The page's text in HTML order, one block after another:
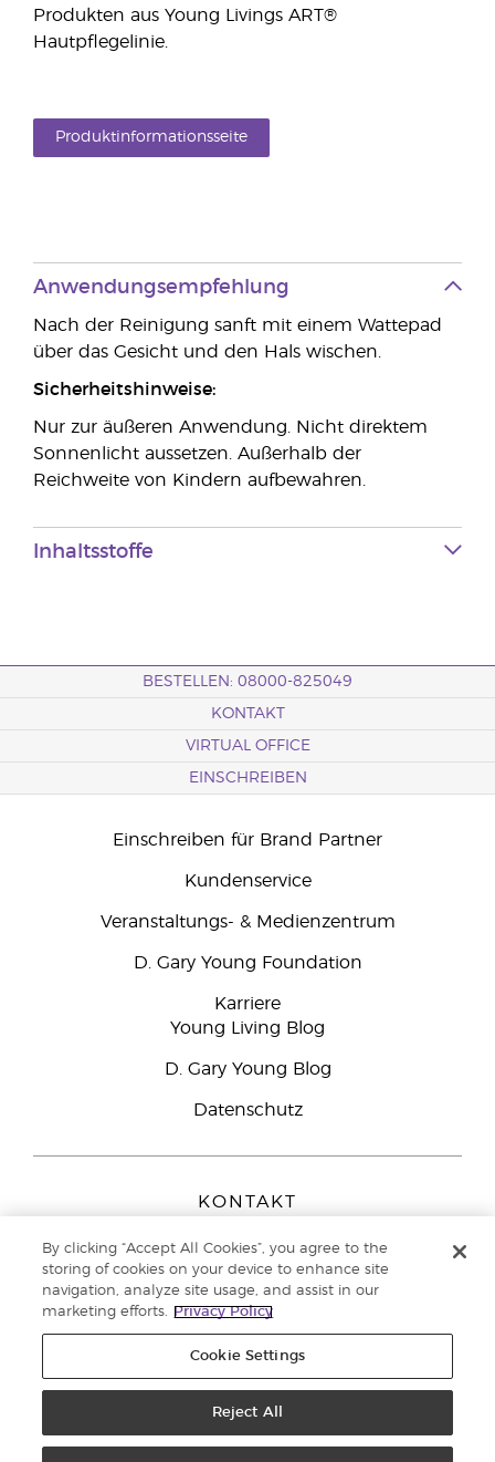
Produkten aus Young Livings ART®
Hautpflegelinie.
Produktinformationsseite
Anwendungsempfehlung
Nach der Reinigung sanft mit einem Wattepad
über das Gesicht und den Hals wischen.
Sicherheitshinweise:
Nur zur äußeren Anwendung. Nicht direktem
Sonnenlicht aussetzen. Außerhalb der
Reichweite von Kindern aufbewahren.
Inhaltsstoffe
BESTELLEN: 08000-825049
KONTAKT
VIRTUAL OFFICE
EINSCHREIBEN
Einschreiben für Brand Partner
Kundenservice
Veranstaltungs- & Medienzentrum
D. Gary Young Foundation
Karriere
Young Living Blog
D. Gary Young Blog
Datenschutz
KONTAKT
Peizerweg 97
9727 AJ Groningen
Netherlands
Kundenservice:08000-825049
Datenschutzerklärung
By clicking “Accept All Cookies”, you agree to the
storing of cookies on your device to enhance site
navigation, analyze site usage, and assist in our
marketing efforts.
Privacy Policy
Cookie Settings
Reject All